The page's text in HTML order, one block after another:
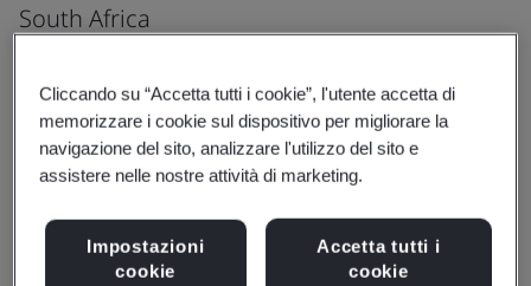
South Africa
The Campus 57 Sloane Street
Bryanston Johannesburg 2191
South Africa
Certificate number:
Cliccando su “Accetta tutti i cookie”, l'utente accetta di
memorizzare i cookie sul dispositivo per migliorare la
navigazione del sito, analizzare l'utilizzo del sito e
assistere nelle nostre attività di marketing.
Impostazioni
cookie
Accetta tutti i
cookie